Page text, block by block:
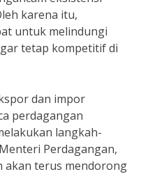
karena itu,
untuk melindungi
tetap kompetitif di
dan impor
perdagangan
langkah-
Perdagangan,
akan terus mendorong